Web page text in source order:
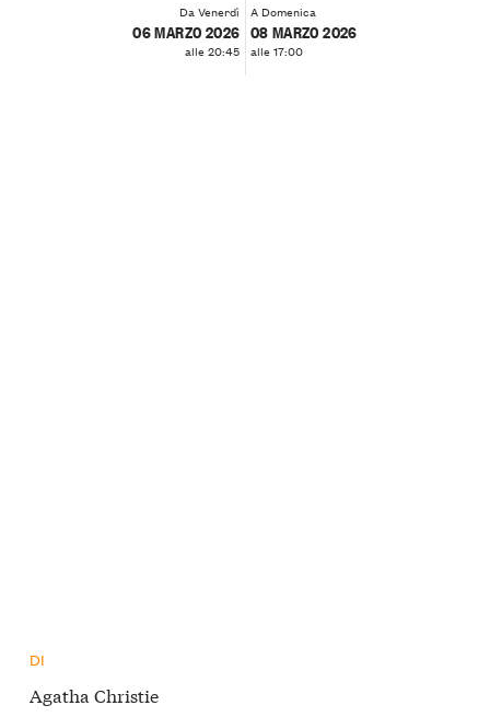
Da Venerdì
06 MARZO 2026
alle 20:45
A Domenica
08 MARZO 2026
alle 17:00
DI
Agatha Christie